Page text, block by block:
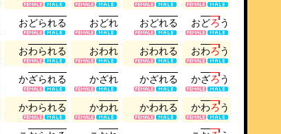
おどられる おどれ おどれる おどろう
おわられる おわれ おわれる おわろう
かざられる かざれ かざれる かざろう
かわられる かわれ かわれる かわろう